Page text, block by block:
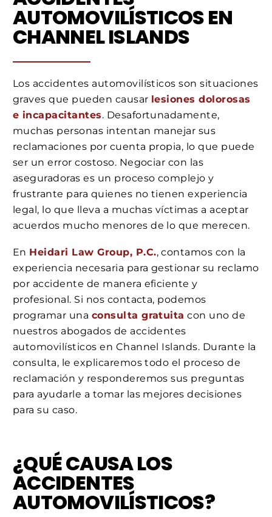
AUTOMOVILÍSTICOS EN
CHANNEL ISLANDS
Los accidentes automovilísticos son situaciones
graves que pueden causar lesiones dolorosas
e incapacitantes. Desafortunadamente,
muchas personas intentan manejar sus
reclamaciones por cuenta propia, lo que puede
ser un error costoso. Negociar con las
aseguradoras es un proceso complejo y
frustrante para quienes no tienen experiencia
legal, lo que lleva a muchas víctimas a aceptar
acuerdos mucho menores de lo que merecen.
En Heidari Law Group, P.C., contamos con la
experiencia necesaria para gestionar su reclamo
por accidente de manera eficiente y
profesional. Si nos contacta, podemos
programar una consulta gratuita con uno de
nuestros abogados de accidentes
automovilísticos en Channel Islands. Durante la
consulta, le explicaremos todo el proceso de
reclamación y responderemos sus preguntas
para ayudarle a tomar las mejores decisiones
para su caso.
¿QUÉ CAUSA LOS
ACCIDENTES
AUTOMOVILÍSTICOS?